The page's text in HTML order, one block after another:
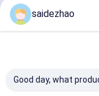
saidezhao
Good day, what